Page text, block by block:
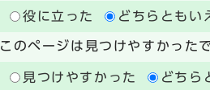
役に立った どちらともい
このページは見つけやすかった
見つけやすかった どちら